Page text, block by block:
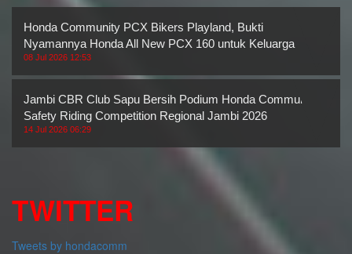
Honda Community PCX Bikers Playland, Bukti
Nyamannya Honda All New PCX 160 untuk Keluarga
08 Jul 2026 12:53
Jambi CBR Club Sapu Bersih Podium Honda Community
Safety Riding Competition Regional Jambi 2026
14 Jul 2026 06:29
TWITTER
Tweets by hondacomm